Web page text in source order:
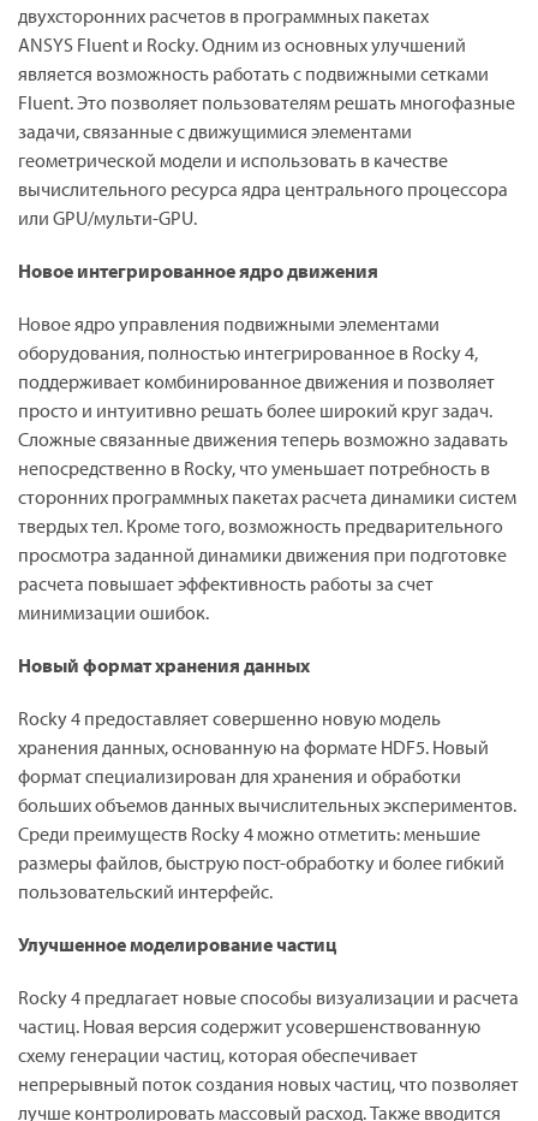
двухсторонних расчетов в программных пакетах
ANSYS Fluent и Rocky. Одним из основных улучшений
является возможность работать с подвижными сетками
Fluent. Это позволяет пользователям решать многофазные
задачи, связанные с движущимися элементами
геометрической модели и использовать в качестве
вычислительного ресурса ядра центрального процессора
или GPU/мульти-GPU.
Новое интегрированное ядро движения
Новое ядро управления подвижными элементами
оборудования, полностью интегрированное в Rocky 4,
поддерживает комбинированное движения и позволяет
просто и интуитивно решать более широкий круг задач.
Сложные связанные движения теперь возможно задавать
непосредственно в Rocky, что уменьшает потребность в
сторонних программных пакетах расчета динамики систем
твердых тел. Кроме того, возможность предварительного
просмотра заданной динамики движения при подготовке
расчета повышает эффективность работы за счет
минимизации ошибок.
Новый формат хранения данных
Rocky 4 предоставляет совершенно новую модель
хранения данных, основанную на формате HDF5. Новый
формат специализирован для хранения и обработки
больших объемов данных вычислительных экспериментов.
Среди преимуществ Rocky 4 можно отметить: меньшие
размеры файлов, быструю пост-обработку и более гибкий
пользовательский интерфейс.
Улучшенное моделирование частиц
Rocky 4 предлагает новые способы визуализации и расчета
частиц. Новая версия содержит усовершенствованную
схему генерации частиц, которая обеспечивает
непрерывный поток создания новых частиц, что позволяет
лучше контролировать массовый расход. Также вводится